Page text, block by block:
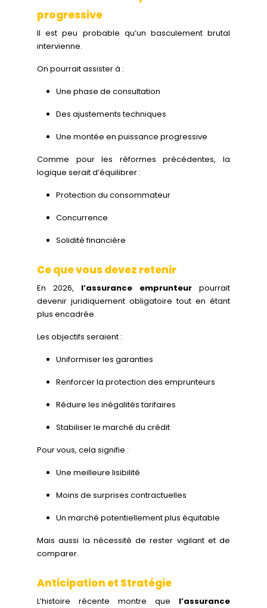
progressive
Il est peu probable qu’un basculement brutal
intervienne.
On pourrait assister à :
Une phase de consultation
Des ajustements techniques
Une montée en puissance progressive
Comme pour les réformes précédentes, la
logique serait d’équilibrer :
Protection du consommateur
Concurrence
Solidité financière
Ce que vous devez retenir
En 2026, l’assurance emprunteur pourrait
devenir juridiquement obligatoire tout en étant
plus encadrée.
Les objectifs seraient :
Uniformiser les garanties
Renforcer la protection des emprunteurs
Réduire les inégalités tarifaires
Stabiliser le marché du crédit
Pour vous, cela signifie :
Une meilleure lisibilité
Moins de surprises contractuelles
Un marché potentiellement plus équitable
Mais aussi la nécessité de rester vigilant et de
comparer.
Anticipation et Stratégie
L’histoire récente montre que l’assurance